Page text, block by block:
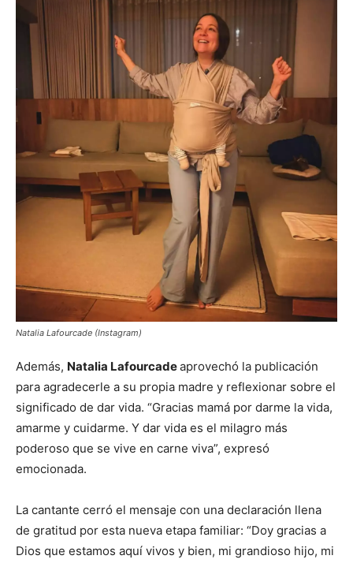
Natalia Lafourcade (Instagram)
Además, Natalia Lafourcadeaprovechó la publicación
para agradecerle a su propia madre y reflexionar sobre el
significado de dar vida. “Gracias mamá por darme la vida,
amarme y cuidarme. Y dar vida es el milagro más
poderoso que se vive en carne viva”, expresó
emocionada.
La cantante cerró el mensaje con una declaración llena
de gratitud por esta nueva etapa familiar: “Doy gracias a
Dios que estamos aquí vivos y bien, mi grandioso hijo, mi